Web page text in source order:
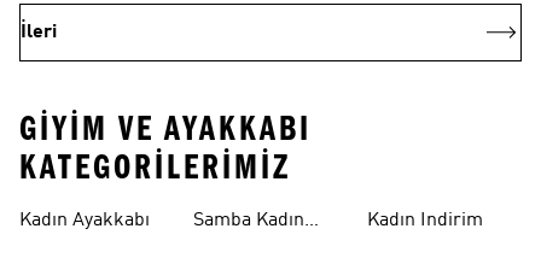
İleri
GIYIM VE AYAKKABI
KATEGORILERIMIZ
Kadın Ayakkabı
Samba Kadın
Kadın Indirim